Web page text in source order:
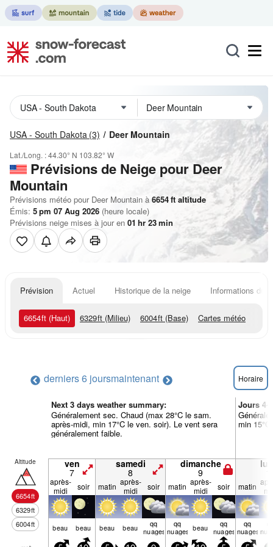
USA - South Dakota (3) Deer Mountain
Lat./Long. :44.30° N 103.82° W
Prévisions de Neige pour Deer
Mountain
Prévisions météo pour Deer Mountain à 6654ft altitude
Émis: 5 pm 07 Aug 2026 (heure locale)
Prévisions neige mises à jour en 01 hr 23min
Prévision Actuel Historique de la neige Informations du
6654ft (Haut) 6329ft (Milieu) 6004ft (Base) Cartes météo
derniers 6 joursmaintenant Horaire
Next 3 days weather summary:
Généralement sec. Chaud (max 28°C le sam.
après-midi, min 17°C le ven. soir). Le vent sera
généralement faible.
Jours 4-
min
Altitude
6654ft
6329ft
6004ft
ven
7
samedi
8
dimanche
9
après-
midi
soir matin après-
midi
soir matin après-
midi
soir matin
beau beau beau beau qq
nuages
qq
nuages beau qq
nuages
qq
nuages